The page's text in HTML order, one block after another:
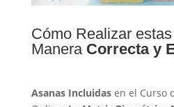
Cómo Realizar estas
ManeraCorrecta y
Asanas Incluidas en el Curso